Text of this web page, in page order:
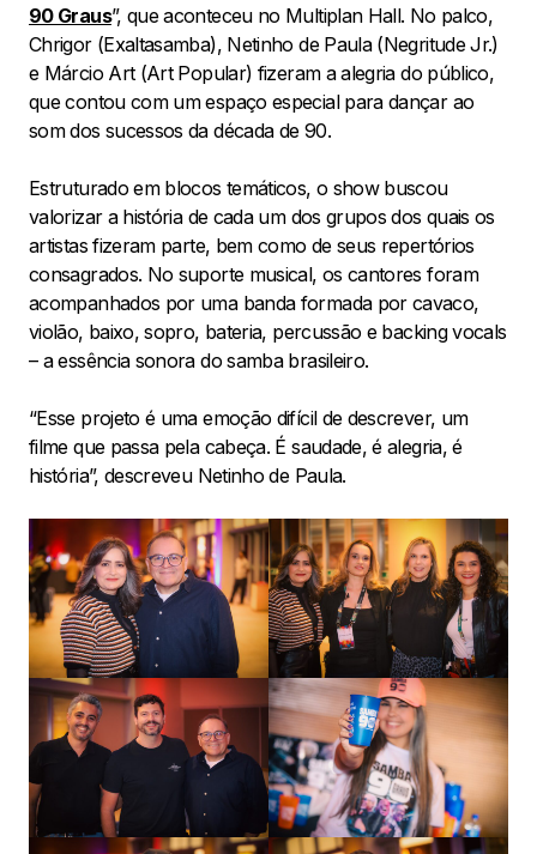
90 Graus”, que aconteceu no Multiplan Hall. No palco,
Chrigor (Exaltasamba), Netinho de Paula (Negritude Jr.)
e Márcio Art (Art Popular) fizeram a alegria do público,
que contou com um espaço especial para dançar ao
som dos sucessos da década de 90.
Estruturado em blocos temáticos, o show buscou
valorizar a história de cada um dos grupos dos quais os
artistas fizeram parte, bem como de seus repertórios
consagrados. No suporte musical, os cantores foram
acompanhados por uma banda formada por cavaco,
violão, baixo, sopro, bateria, percussão e backing vocals
– a essência sonora do samba brasileiro.
“Esse projeto é uma emoção difícil de descrever, um
filme que passa pela cabeça. É saudade, é alegria, é
história”, descreveu Netinho de Paula.